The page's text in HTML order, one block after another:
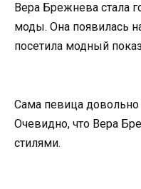
Вера Брежнева стала
моды. Она появилась
посетила модный
Сама певица довольно
Очевидно, что Вера
стилями.